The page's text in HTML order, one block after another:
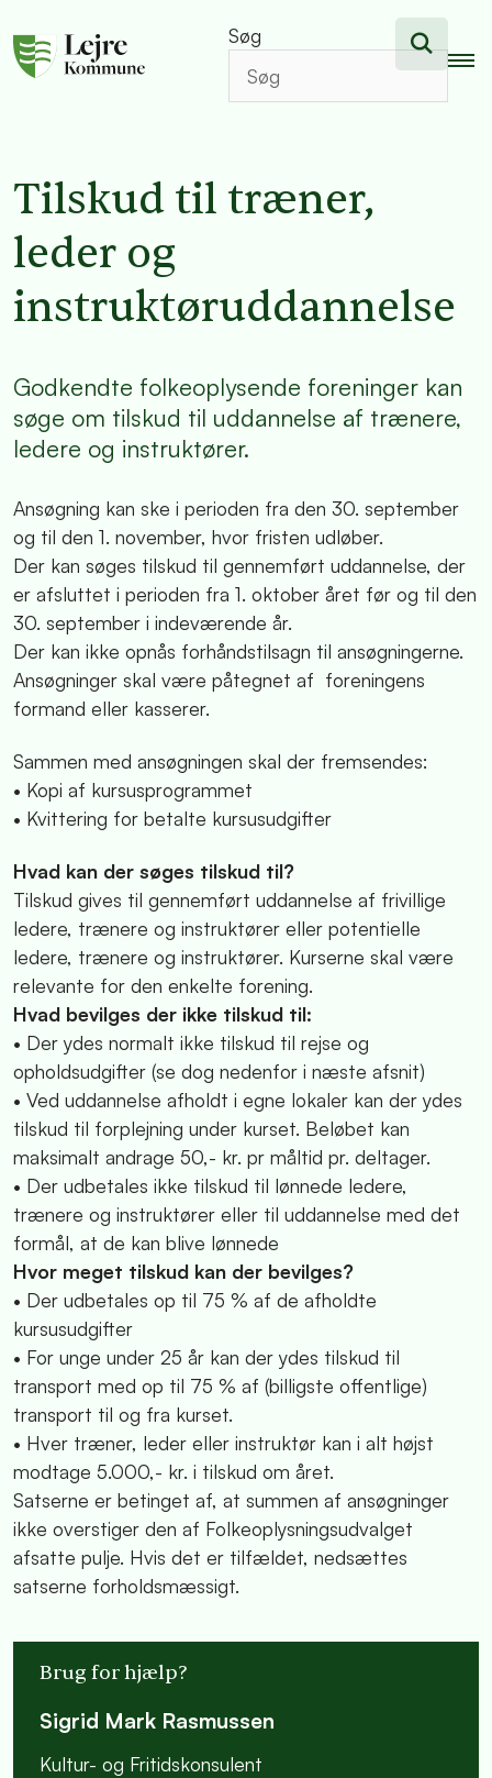
Søg
Tilskud til træner,
leder og
instruktøruddannelse
Godkendte folkeoplysende foreninger kan
søge om tilskud til uddannelse af trænere,
ledere og instruktører.
Ansøgning kan ske i perioden fra den 30. september
og til den 1. november, hvor fristen udløber.
Der kan søges tilskud til gennemført uddannelse, der
er afsluttet i perioden fra 1. oktober året før og til den
30. september i indeværende år.
Der kan ikke opnås forhåndstilsagn til ansøgningerne.
Ansøgninger skal være påtegnet af foreningens
formand eller kasserer.
Sammen med ansøgningen skal der fremsendes:
• Kopi af kursusprogrammet
• Kvittering for betalte kursusudgifter
Hvad kan der søges tilskud til?
Tilskud gives til gennemført uddannelse af frivillige
ledere, trænere og instruktører eller potentielle
ledere, trænere og instruktører. Kurserne skal være
relevante for den enkelte forening.
Hvad bevilges der ikke tilskud til:
• Der ydes normalt ikke tilskud til rejse og
opholdsudgifter (se dog nedenfor i næste afsnit)
• Ved uddannelse afholdt i egne lokaler kan der ydes
tilskud til forplejning under kurset. Beløbet kan
maksimalt andrage 50,- kr. pr måltid pr. deltager.
• Der udbetales ikke tilskud til lønnede ledere,
trænere og instruktører eller til uddannelse med det
formål, at de kan blive lønnede
Hvor meget tilskud kan der bevilges?
• Der udbetales op til 75 % af de afholdte
kursusudgifter
• For unge under 25 år kan der ydes tilskud til
transport med op til 75 % af (billigste offentlige)
transport til og fra kurset.
• Hver træner, leder eller instruktør kan i alt højst
modtage 5.000,- kr. i tilskud om året.
Satserne er betinget af, at summen af ansøgninger
ikke overstiger den af Folkeoplysningsudvalget
afsatte pulje. Hvis det er tilfældet, nedsættes
satserne forholdsmæssigt.
Brug for hjælp?
Sigrid Mark Rasmussen
Kultur- og Fritidskonsulent